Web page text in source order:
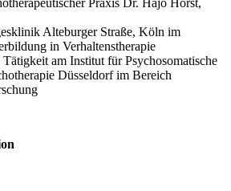
Praxis Dr. Hajo Horst,
Alteburger Straße, Köln im
in Verhaltenstherapie
Tätigkeit am Institut für Psychosomatische
Düsseldorf im Bereich